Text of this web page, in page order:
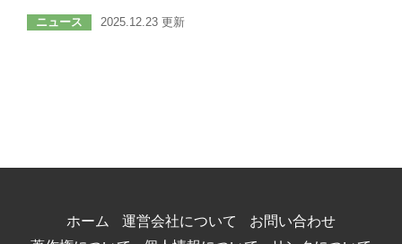
ニュース 2025.12.23 更新
ホーム 運営会社について
お問い合わせ